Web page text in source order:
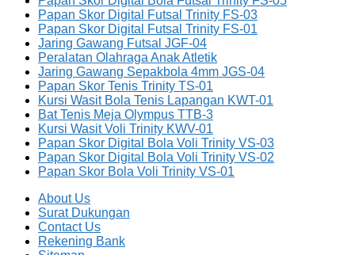
Papan Skor Digital Futsal Trinity FS-03
Papan Skor Digital Futsal Trinity FS-01
Jaring Gawang Futsal JGF-04
Peralatan Olahraga Anak Atletik
Jaring Gawang Sepakbola 4mm JGS-04
Papan Skor Tenis Trinity TS-01
Kursi Wasit Bola Tenis Lapangan KWT-01
Bat Tenis Meja Olympus TTB-3
Kursi Wasit Voli Trinity KWV-01
Papan Skor Digital Bola Voli Trinity VS-03
Papan Skor Digital Bola Voli Trinity VS-02
Papan Skor Bola Voli Trinity VS-01
About Us
Surat Dukungan
Contact Us
Rekening Bank